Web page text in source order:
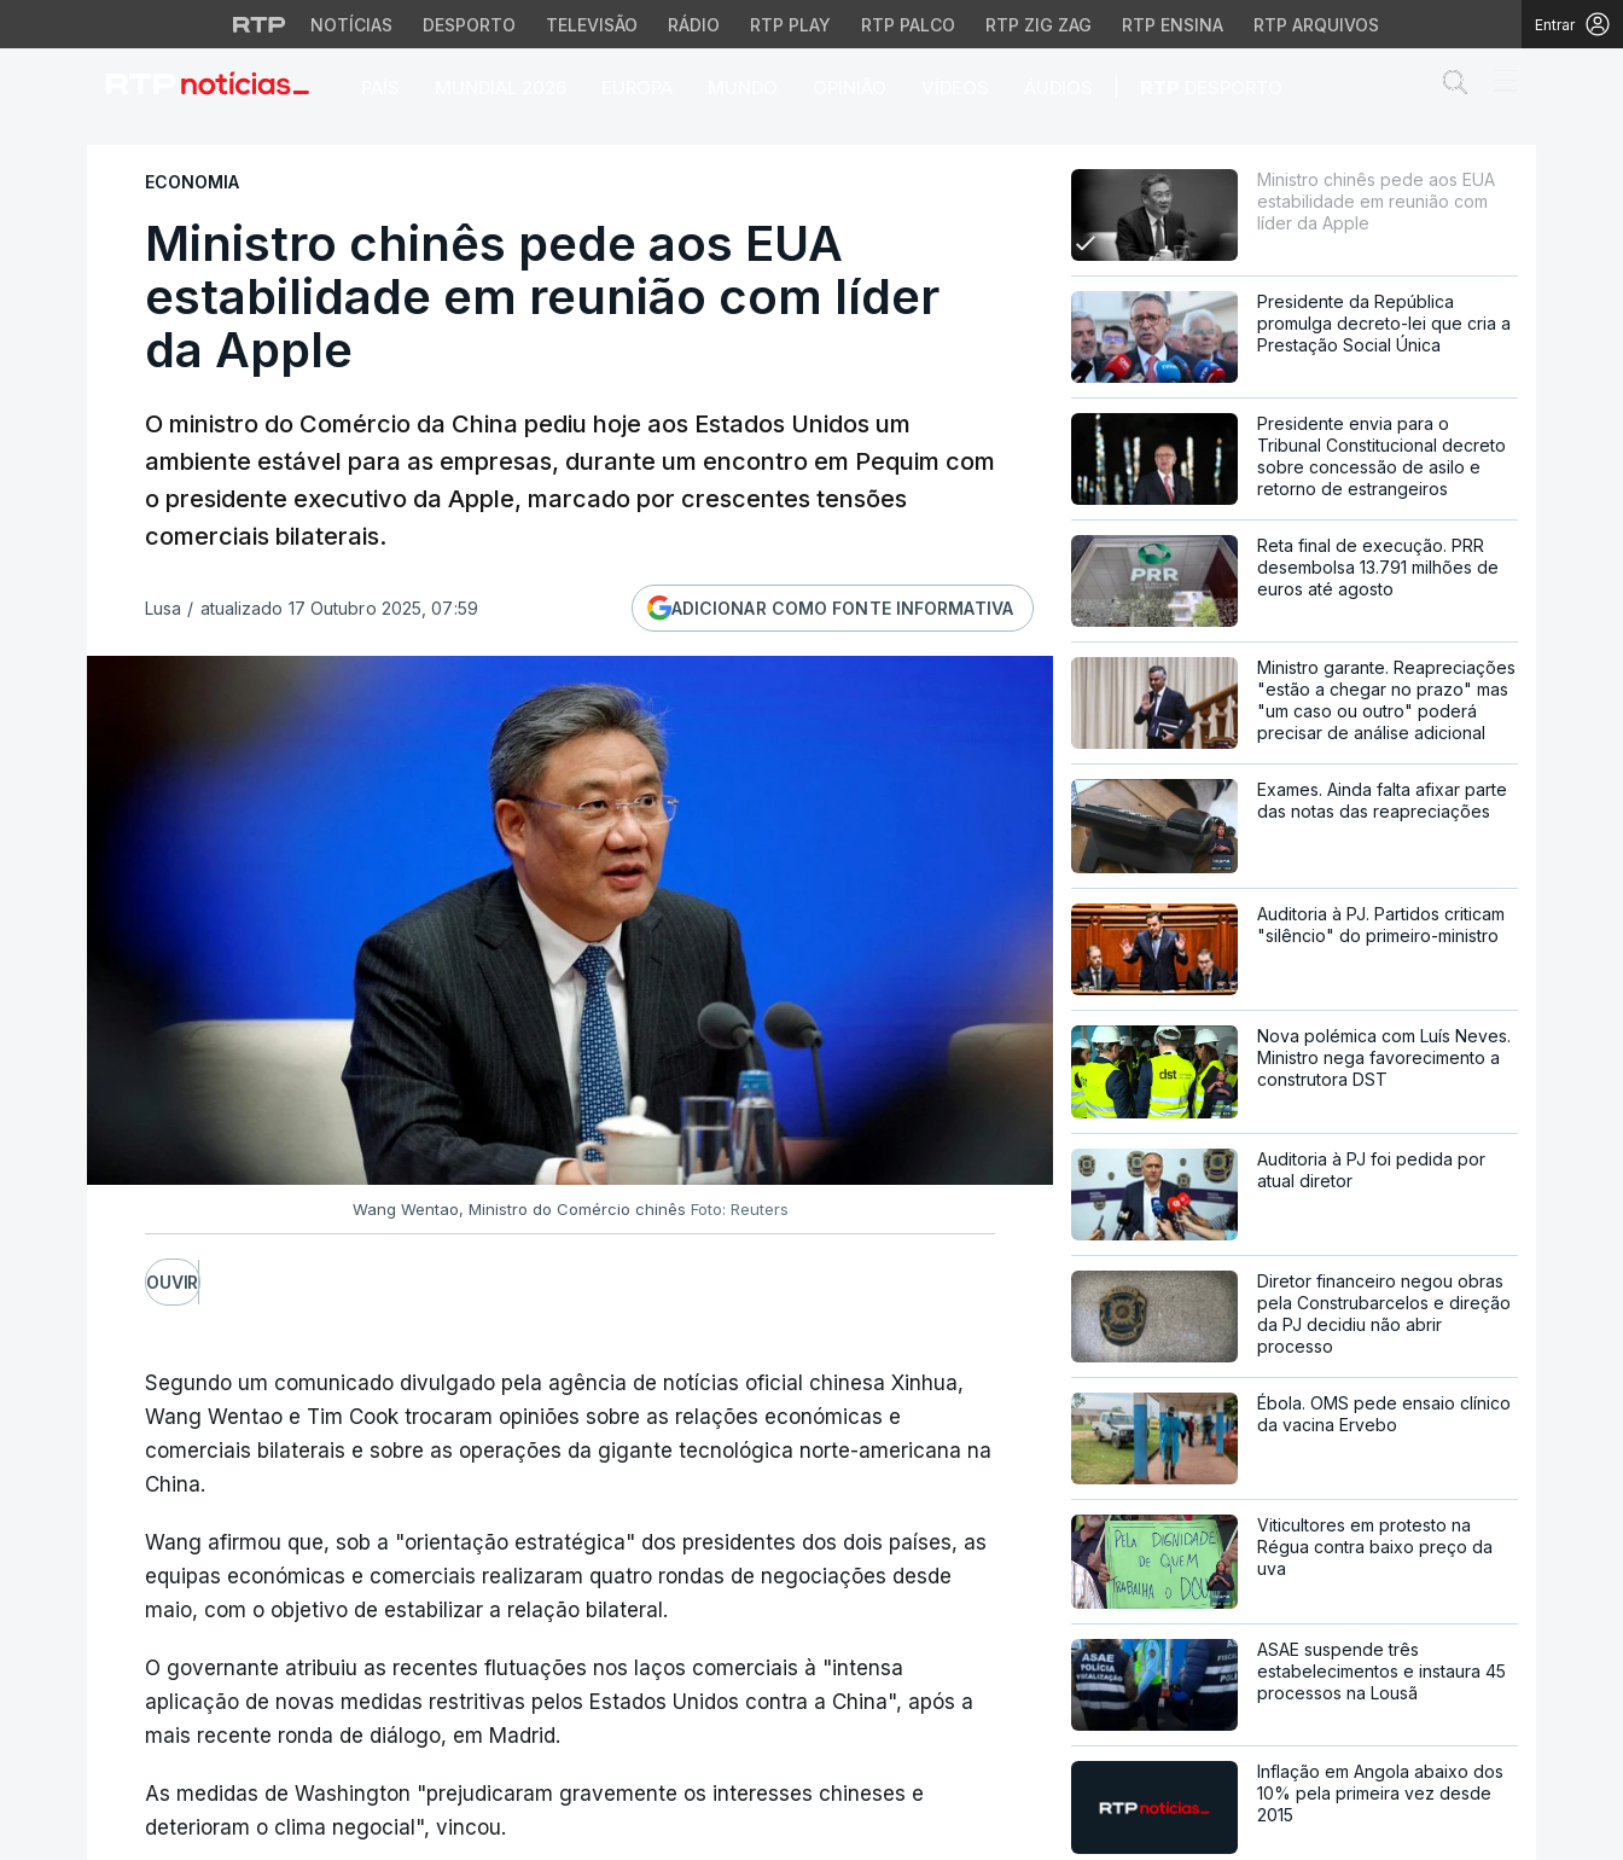
NOTÍCIAS DESPORTO TELEVISÃO RÁDIO RTP PLAY RTP PALCO RTP ZIG ZAG RTP ENSINA RTP ARQUIVOS Entrar
Ministro chinês pede aos EUA estabilidade em reunião com líder
ECONOMIA
Ministro chinês pede aos EUA
estabilidade em reunião com líder
da Apple
O ministro do Comércio da China pediu hoje aos Estados Unidos um
ambiente estável para as empresas, durante um encontro em Pequim com
o presidente executivo da Apple, marcado por crescentes tensões
comerciais bilaterais.
Lusa / atualizado 17 Outubro 2025, 07:59 ADICIONAR COMO FONTE INFORMATIVA
Wang Wentao, Ministro do Comércio chinês Foto: Reuters
OUVIR
Segundo um comunicado divulgado pela agência de notícias oficial chinesa Xinhua,
Wang Wentao e Tim Cook trocaram opiniões sobre as relações económicas e
comerciais bilaterais e sobre as operações da gigante tecnológica norte-americana na
China.
Wang afirmou que, sob a "orientação estratégica" dos presidentes dos dois países, as
equipas económicas e comerciais realizaram quatro rondas de negociações desde
maio, com o objetivo de estabilizar a relação bilateral.
O governante atribuiu as recentes flutuações nos laços comerciais à "intensa
aplicação de novas medidas restritivas pelos Estados Unidos contra a China", após a
mais recente ronda de diálogo, em Madrid.
As medidas de Washington "prejudicaram gravemente os interesses chineses e
deterioram o clima negocial", vincou.
Ministro chinês pede aos EUA
estabilidade em reunião com
líder da Apple
Presidente da República
promulga decreto-lei que cria a
Prestação Social Única
Presidente envia para o
Tribunal Constitucional decreto
sobre concessão de asilo e
retorno de estrangeiros
Reta final de execução. PRR
desembolsa 13.791 milhões de
euros até agosto
Ministro garante. Reapreciações
"estão a chegar no prazo" mas
"um caso ou outro" poderá
precisar de análise adicional
Exames. Ainda falta afixar parte
das notas das reapreciações
Auditoria à PJ. Partidos criticam
"silêncio" do primeiro-ministro
Nova polémica com Luís Neves.
Ministro nega favorecimento a
construtora DST
Auditoria à PJ foi pedida por
atual diretor
Diretor financeiro negou obras
pela Construbarcelos e direção
da PJ decidiu não abrir
processo
Ébola. OMS pede ensaio clínico
da vacina Ervebo
Viticultores em protesto na
Régua contra baixo preço da
uva
ASAE suspende três
estabelecimentos e instaura 45
processos na Lousã
Inflação em Angola abaixo dos
10% pela primeira vez desde
2015